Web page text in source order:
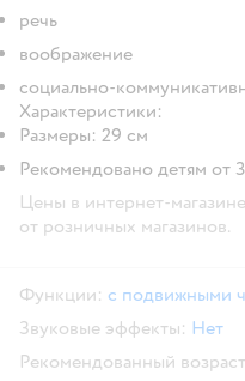
речь
воображение
социально-
Характеристики:
Размеры: 29 см
Рекомендовано детям от
Цены в интернет-
от розничных магазинов.
Функции: с подвижными
Звуковые эффекты: Нет
Рекомендованный